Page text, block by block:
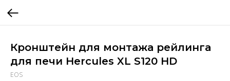
Кронштейн для монтажа рейлинга
для печи Hercules XL S120 HD
EOS